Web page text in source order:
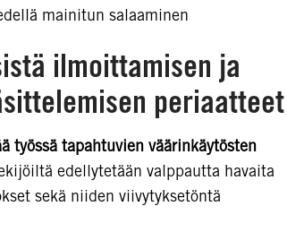
mainitun salaaminen
ilmoittamisen ja
periaatteet
työssä tapahtuvien väärinkäytösten
edellytetään valppautta havaita
sekä niiden viivytyksetöntä